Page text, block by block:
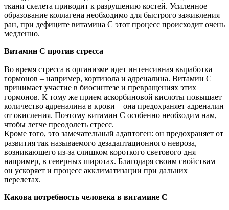
ткани скелета приводит к разрушению костей. Усиленное
образование коллагена необходимо для быстрого заживления
ран, при дефиците витамина С этот процесс происходит очень
медленно.
Витамин С против стресса
Во время стресса в организме идет интенсивная выработка
гормонов – например, кортизола и адреналина. Витамин С
принимает участие в биосинтезе и превращениях этих
гормонов. К тому же прием аскорбиновой кислоты повышает
количество адреналина в крови – она предохраняет адреналин
от окисления. Поэтому витамин С особенно необходим нам,
чтобы легче преодолеть стресс.
Кроме того, это замечательный адаптоген: он предохраняет от
развития так называемого дезадаптационного невроза,
возникающего из-за слишком короткого светового дня –
например, в северных широтах. Благодаря своим свойствам
он ускоряет и процесс акклиматизации при дальних
перелетах.
Какова потребность человека в витамине C